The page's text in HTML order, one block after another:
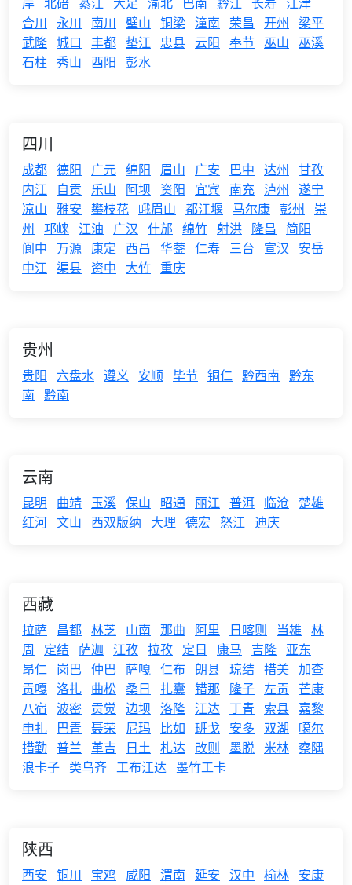
合川 永川 南川 璧山 铜梁 潼南 荣昌 开州
梁平
武隆 城口 丰都 垫江 忠县 云阳 奉节 巫山 巫溪
石柱 秀山 酉阳 彭水
四川
成都 德阳 广元 绵阳 眉山 广安 巴中 达州 甘孜
内江
自贡 乐山 阿坝 资阳 宜宾 南充 泸州 遂宁
凉山 雅安 攀枝花 峨眉山 都江堰 马尔康 彭州
崇
州 邛崃 江油 广汉 什邡 绵竹 射洪 隆昌
简阳
阆中
万源 康定 西昌 华蓥 仁寿 三台 宣汉
安岳
中江
渠县 资中 大竹 重庆
贵州
贵阳 六盘水 遵义 安顺 毕节 铜仁 黔西南 黔东
南 黔南
云南
昆明 曲靖 玉溪 保山 昭通 丽江 普洱 临沧
楚雄
红河 文山 西双版纳 大理 德宏 怒江 迪庆
西藏
拉萨 昌都 林芝 山南 那曲 阿里 日喀则 当雄 林
周
定结 萨迦 江孜 拉孜 定日 康马 吉隆 亚东
昂仁 岗巴 仲巴 萨嘎 仁布 朗县 琼结 措美 加查
贡嘎 洛扎 曲松 桑日 扎囊 错那 隆子 左贡 芒康
八宿 波密 贡觉 边坝 洛隆 江达 丁青 索县 嘉黎
申扎
巴青 聂荣 尼玛 比如 班戈 安多 双湖
噶尔
措勤 普兰 革吉 日土 札达 改则 墨脱 米林 察隅
浪卡子 类乌齐 工布江达 墨竹工卡
陕西
西安 铜川 宝鸡 咸阳 渭南 延安 汉中 榆林 安康